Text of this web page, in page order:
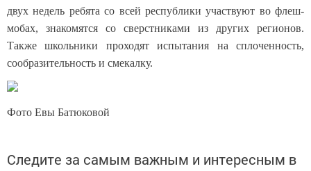
двух недель ребята со всей республики участвуют во флеш-
мобах, знакомятся со сверстниками из других регионов.
Также школьники проходят испытания на сплоченность,
сообразительность и смекалку.
Фото Евы Батюковой
Следите за самым важным и интересным в